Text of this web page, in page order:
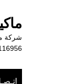
01211116958